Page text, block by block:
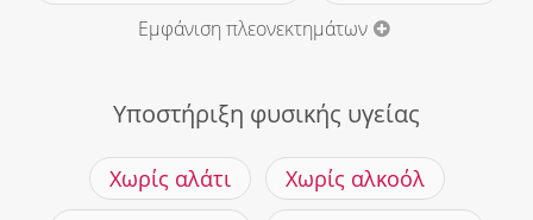
Εμφάνιση πλεονεκτημάτων
Υποστήριξη φυσικής υγείας
Χωρίς αλάτι
Χωρίς αλκοόλ